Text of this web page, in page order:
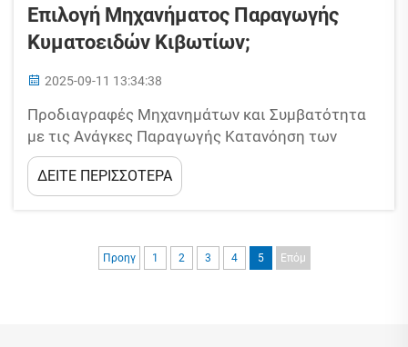
Επιλογή Μηχανήματος Παραγωγής
Κυματοειδών Κιβωτίων;
2025-09-11 13:34:38
Προδιαγραφές Μηχανημάτων και Συμβατότητα
με τις Ανάγκες Παραγωγής Κατανόηση των
Βασικών Προδιαγραφών των Μηχανημάτων
Παραγωγής Κυματοειδών Κιβωτίων Η επιλογή
μηχανημάτων παραγωγής κυματοειδών
των τεχνικών προδιαγραφών και των
πραγματικών αναγκών της παραγωγής...
ΔΕΙΤΕ ΠΕΡΙΣΣΟΤΕΡΑ
Προηγ 1 2 3 4 5 Επόμ